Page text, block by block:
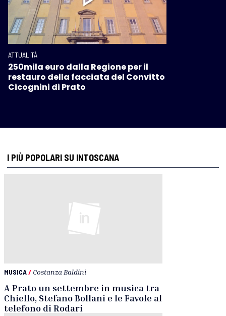
ATTUALITÀ
250mila euro dalla Regione per il
restauro della facciata del Convitto
Cicognini di Prato
I PIÙ POPOLARI SU INTOSCANA
MUSICA/ Costanza Baldini
A Prato un settembre in musica tra
Chiello, Stefano Bollani e le Favole al
telefono di Rodari